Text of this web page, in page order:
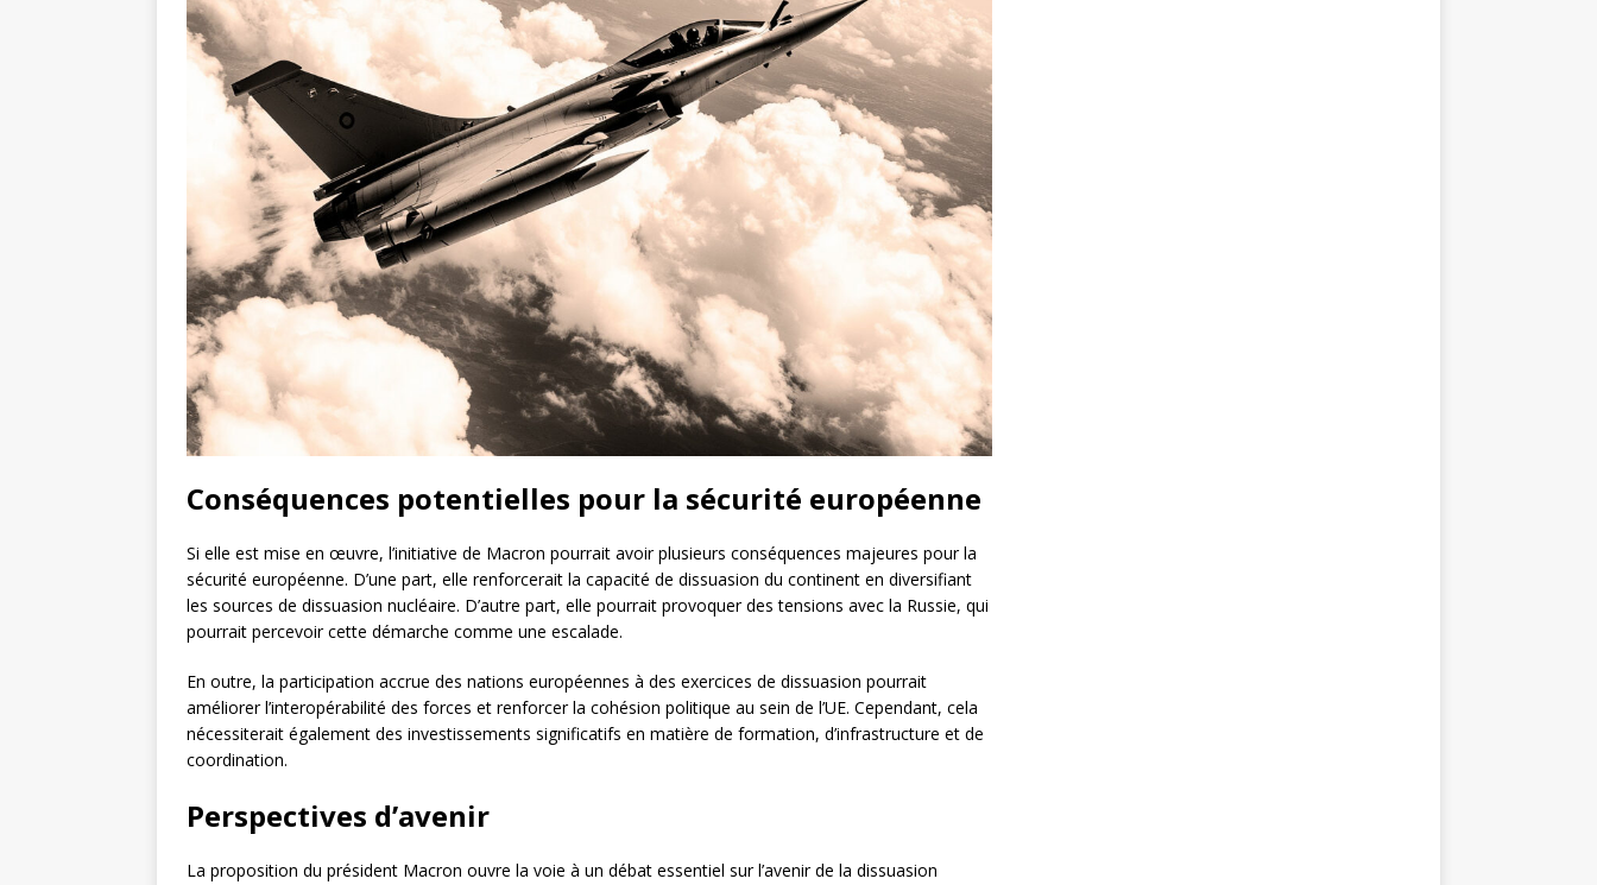
Conséquences potentielles pour la sécurité européenne
Si elle est mise en œuvre, l’initiative de Macron pourrait avoir plusieurs conséquences majeures pour la
sécurité européenne. D’une part, elle renforcerait la capacité de dissuasion du continent en diversifiant
les sources de dissuasion nucléaire. D’autre part, elle pourrait provoquer des tensions avec la Russie, qui
pourrait percevoir cette démarche comme une escalade.
En outre, la participation accrue des nations européennes à des exercices de dissuasion pourrait
améliorer l’interopérabilité des forces et renforcer la cohésion politique au sein de l’UE. Cependant, cela
nécessiterait également des investissements significatifs en matière de formation, d’infrastructure et de
coordination.
Perspectives d’avenir
La proposition du président Macron ouvre la voie à un débat essentiel sur l’avenir de la dissuasion